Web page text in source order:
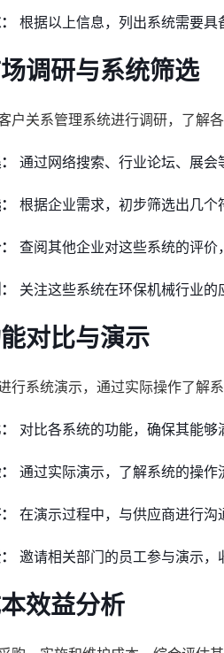
根据以上信息，列出系统需要具
调研与系统筛选
户关系管理系统进行调研，了解
通过网络搜索、行业论坛、展会
根据企业需求，初步筛选出几个
查阅其他企业对这些系统的评价
关注这些系统在环保机械行业的
对比与演示
行系统演示，通过实际操作了解
对比各系统的功能，确保其能够
通过实际演示，了解系统的操作
在演示过程中，与供应商进行沟
邀请相关部门的员工参与演示，
效益分析